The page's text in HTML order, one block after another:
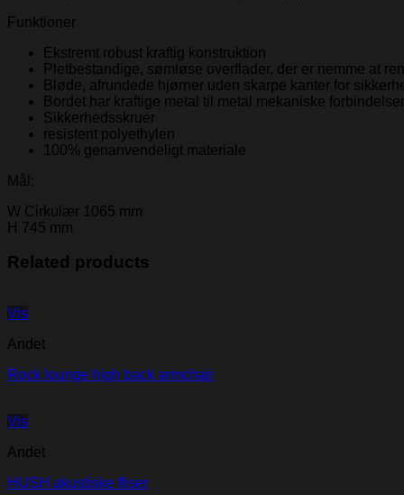
Funktioner
Ekstremt robust kraftig konstruktion
Pletbestandige, sømløse overflader, der er nemme at
Bløde, afrundede hjørner uden skarpe kanter for
Bordet har kraftige metal til metal mekaniske forbindelser
Sikkerhedsskruer
resistent polyethylen
100% genanvendeligt materiale
Mål:
W Cirkulær 1065 mm
H 745 mm
Related products
Vis
Andet
Rock lounge high back armchair
Vis
Andet
HUSH akustiske fliser